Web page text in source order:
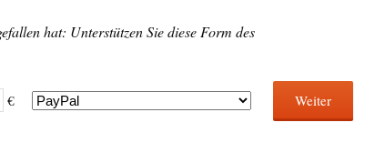
hat: Unterstützen Sie diese Form des
€ Weiter